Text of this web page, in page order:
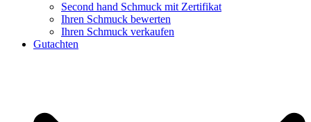
Second hand Schmuck mit Zertifikat
Ihren Schmuck bewerten
Ihren Schmuck verkaufen
Gutachten